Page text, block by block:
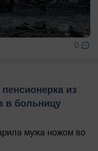
0
из
в больницу
мужа ножом во